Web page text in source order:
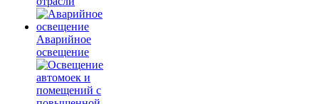
Аварийное
освещение